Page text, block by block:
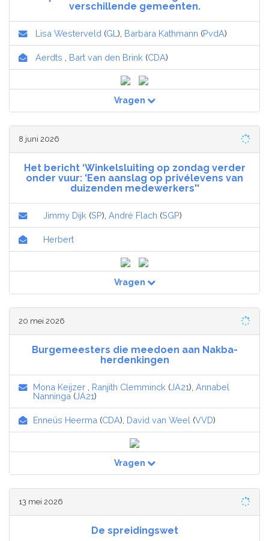
verschillende gemeenten.
Lisa Westerveld (GL ), Barbara Kathmann (PvdA)
Aerdts Bart van den Brink (CDA)
Vragen
8 juni 2026
Het bericht ‘Winkelsluiting op zondag verder
onder vuur: 'Een aanslag op privélevens van
duizenden medewerkers''
Jimmy Dijk (SP), André Flach (SGP)
Herbert
Vragen
20 mei 2026
Burgemeesters die meedoen aan Nakba-
herdenkingen
Mona Keijzer Ranjith Clemminck (JA21), Annabel
Nanninga (JA21)
Enneüs Heerma (CDA), David van Weel (VVD)
Vragen
13 mei 2026
De spreidingswet